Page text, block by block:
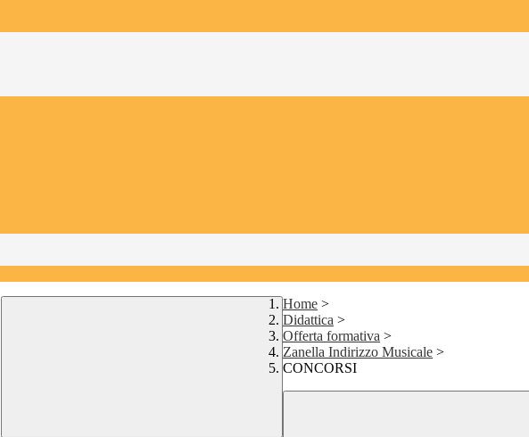
Home >
Didattica >
Offerta formativa >
Zanella Indirizzo Musicale >
CONCORSI